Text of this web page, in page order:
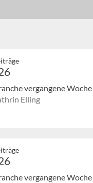
vergangene
Elling
vergangene